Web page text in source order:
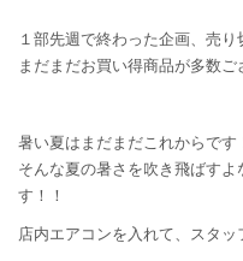
１部先週で終わった企画、売り
まだまだお買い得商品が多数ご
暑い夏はまだまだこれからです
そんな夏の暑さを吹き飛ばす
す！！
店内エアコンを入れて、スタッ